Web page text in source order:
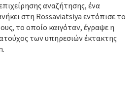
αναζήτησης, ένα
στη Rossaviatsiya εντόπισε το
το οποίο καιγόταν, έγραψε η
των υπηρεσιών έκτακτης